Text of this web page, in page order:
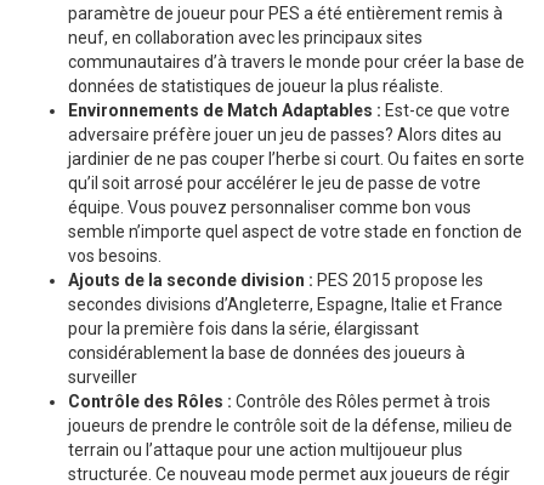
paramètre de joueur pour PES a été entièrement remis à
neuf, en collaboration avec les principaux sites
communautaires d’à travers le monde pour créer la base de
données de statistiques de joueur la plus réaliste.
Environnements de Match Adaptables : Est-ce que votre
adversaire préfère jouer un jeu de passes? Alors dites au
jardinier de ne pas couper l’herbe si court. Ou faites en sorte
qu’il soit arrosé pour accélérer le jeu de passe de votre
équipe. Vous pouvez personnaliser comme bon vous
semble n’importe quel aspect de votre stade en fonction de
vos besoins.
Ajouts de la seconde division : PES 2015 propose les
secondes divisions d’Angleterre, Espagne, Italie et France
pour la première fois dans la série, élargissant
considérablement la base de données des joueurs à
surveiller
Contrôle des Rôles : Contrôle des Rôles permet à trois
joueurs de prendre le contrôle soit de la défense, milieu de
terrain ou l’attaque pour une action multijoueur plus
structurée. Ce nouveau mode permet aux joueurs de régir